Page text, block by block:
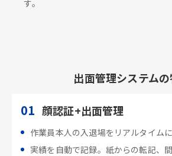
す。
出面管理システム
01 顔認証+出面管理
作業員本人の入退場をリアルタイムに
実績を自動で記録。紙からの転記、間